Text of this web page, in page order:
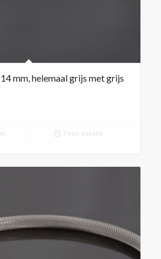
mm, helemaal grijs met grijs
Toon details